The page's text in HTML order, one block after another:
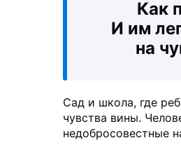
Как
И им
на
Сад и школа, где
чувства вины.
недобросовестные